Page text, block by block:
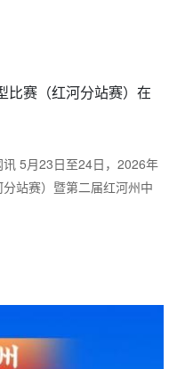
比赛（红河分站赛）在
5月23日至24日，2026年
站赛）暨第二届红河州中